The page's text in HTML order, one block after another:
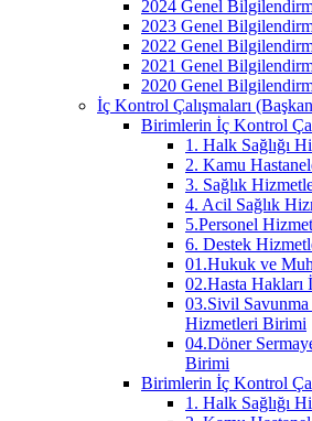
2024 Genel
2023 Genel
2022 Genel
2021 Genel
2020 Genel
İç Kontrol Çalışmaları
Birimlerin İç Kontrol
1. Halk Sağlığı
2. Kamu
3. Sağlık
4. Acil Sağlık
5.Personel
6. Destek
01.Hukuk ve
02.Hasta
03.Sivil
Hizmetleri Birimi
04.Döner
Birimi
Birimlerin İç Kontrol
1. Halk Sağlığı